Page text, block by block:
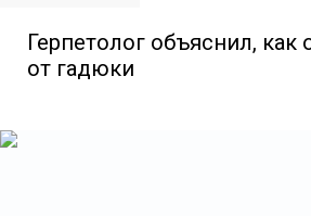
Герпетолог объяснил, как
от гадюки